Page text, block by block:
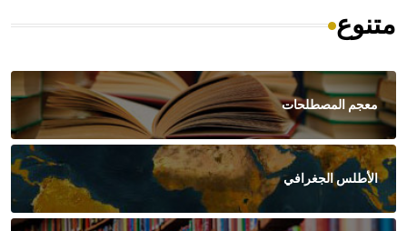
متنوع
معجم المصطلحات
الأطلس الجغرافي